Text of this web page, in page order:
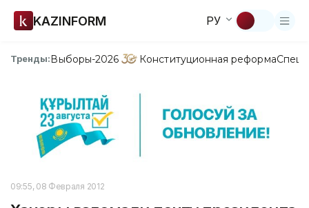
KAZINFORM РУ
Тренды:Выборы-2026 Конституционная реформа
09:55, 08 Февраля 2012